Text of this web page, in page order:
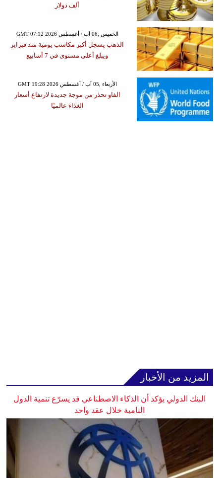
ألف دولار
GMT 07:12 2026 الخميس ,06 آب / أغسطس
الذهب يسجل أكبر مكاسب يومية منذ فبراير
ويبلغ أعلى مستوى في 7 أسابيع
GMT 19:28 2026 الأربعاء ,05 آب / أغسطس
الفاو تحذر من موجة جديدة لارتفاع أسعار
الغذاء عالميًا
المزيد من الأخبار
البنك الدولي يؤكد أن الذكاء الاصطناعي قد يسرّع تنمية الدول
النامية خلال عقد واحد